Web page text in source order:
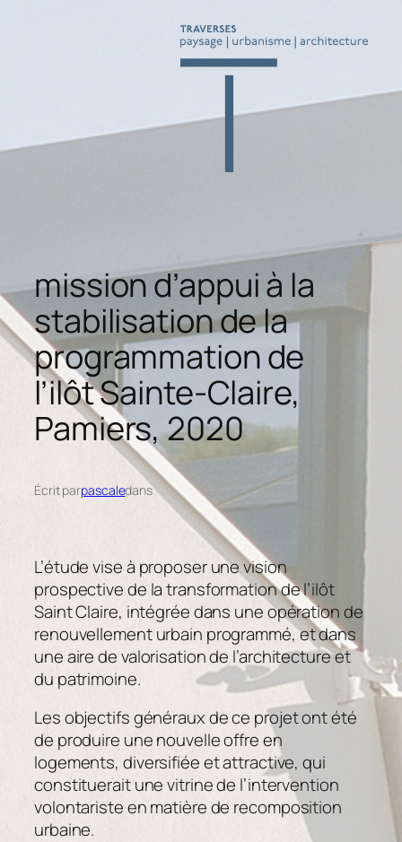
mission d’appui à la
stabilisation de la
programmation de
l’ilôt Sainte-Claire,
Pamiers, 2020
Écrit parpascaledans
L’étude vise à proposer une vision
prospective de la transformation de l’ilôt
Saint Claire, intégrée dans une opération de
renouvellement urbain programmé, et dans
une aire de valorisation de l’architecture et
du patrimoine.
Les objectifs généraux de ce projet ont été
de produire une nouvelle offre en
logements, diversifiée et attractive, qui
constituerait une vitrine de l’intervention
volontariste en matière de recomposition
urbaine.